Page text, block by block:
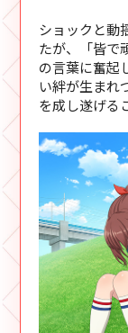
ショックと動
たが、「皆で
の言葉に奮起
い絆が生まれ
を成し遂げる